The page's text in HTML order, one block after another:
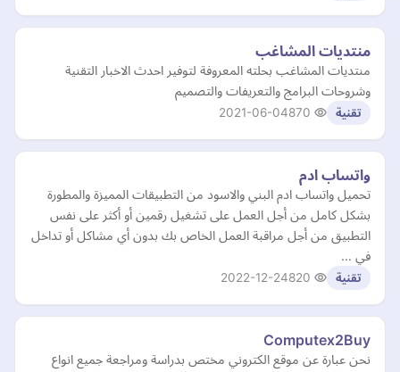
منتديات المشاغب
منتديات المشاغب بحلته المعروفة لتوفير احدث الاخبار التقنية
وشروحات البرامج والتعريفات والتصميم
تقنية 2021-06-04
واتساب ادم
تحميل واتساب ادم البني والاسود من التطبيقات المميزة والمطورة
بشكل كامل من أجل العمل على تشغيل رقمين أو أكثر على نفس
التطبيق من أجل مراقبة العمل الخاص بك بدون أي مشاكل أو تداخل
في …
تقنية 2022-12-24
Computex2Buy
نحن عبارة عن موقع الكتروني مختص بدراسة ومراجعة جميع انواع